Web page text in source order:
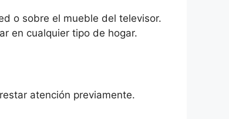
o sobre el mueble del televisor.
en cualquier tipo de hogar.
atención previamente.